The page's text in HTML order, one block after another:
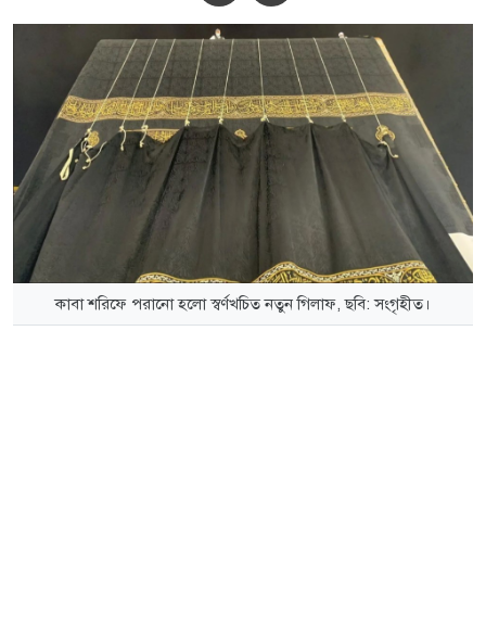
কাবা শরিফে পরানো হলো স্বর্ণখচিত নতুন গিলাফ, ছবি: সংগৃহীত।